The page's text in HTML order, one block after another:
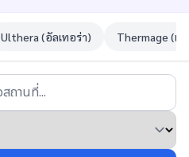
Ulthera (อัลเทอร่า) Thermage (เท